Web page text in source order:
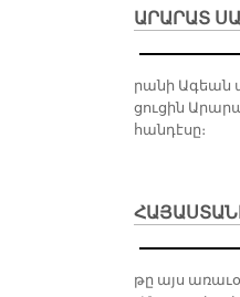
ԱՐԱՐԱՏ
րա­նի Ա­գեան
ցու­ցին
հան­դէ­սը։
թը այս